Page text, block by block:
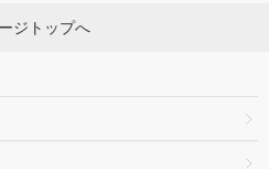
ジトップへ